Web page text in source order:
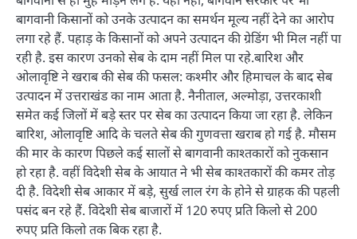
बागवानी किसानों को उनके उत्पादन का समर्थन मूल्य नहीं देने का आरोप
लगा रहे हैं. पहाड़ के किसानों को अपने उत्पादन की ग्रेडिंग भी मिल नहीं पा
रही है. इस कारण उनको सेब के दाम नहीं मिल पा रहे.बारिश और
ओलावृष्टि ने खराब की सेब की फसल: कश्मीर और हिमाचल के बाद सेब
उत्पादन में उत्तराखंड का नाम आता है. नैनीताल, अल्मोड़ा, उत्तरकाशी
समेत कई जिलों में बड़े स्तर पर सेब का उत्पादन किया जा रहा है. लेकिन
बारिश, ओलावृष्टि आदि के चलते सेब की गुणवत्ता खराब हो गई है. मौसम
की मार के कारण पिछले कई सालों से बागवानी काश्तकारों को नुकसान
हो रहा है. वहीं विदेशी सेब के आयात ने भी सेब काश्तकारों की कमर तोड़
दी है. विदेशी सेब आकार में बड़े, सुर्ख लाल रंग के होने से ग्राहक की पहली
पसंद बन रहे हैं. विदेशी सेब बाजारों में 120 रुपए प्रति किलो से 200
रुपए प्रति किलो तक बिक रहा है.